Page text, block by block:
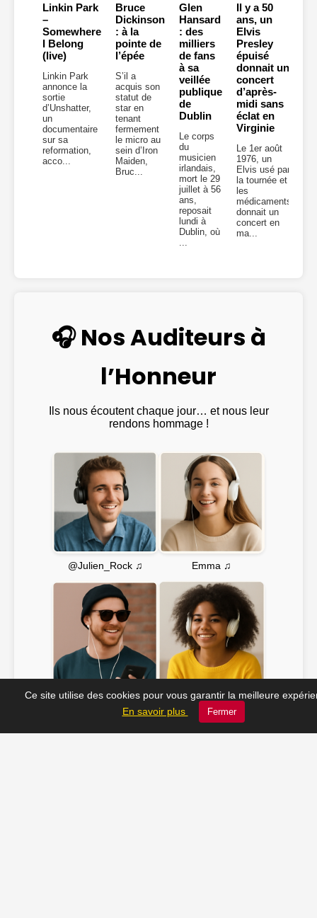
Linkin Park
–
Somewhere
I Belong
(live)
Linkin Park
annonce la
sortie
d’Unshatter,
un
documentaire
sur sa
reformation,
acco...
Bruce
Dickinson
: à la
pointe de
l’épée
S’il a
acquis son
statut de
star en
tenant
fermement
le micro au
sein d’Iron
Maiden,
Bruc...
Glen
Hansard
: des
milliers
de fans
à sa
veillée
publique
de
Dublin
Le corps
du
musicien
irlandais,
mort le 29
juillet à 56
ans,
reposait
lundi à
Dublin, où
Il y a 50
ans, un
Elvis
Presley
épuisé
donnait un
concert
d’après-
midi sans
éclat en
Virginie
Le 1er août
1976, un
Elvis usé par
la tournée et
les
médicaments
donnait un
concert en
ma...
🎧 Nos Auditeurs à
l’Honneur
Ils nous écoutent chaque jour… et nous leur
rendons hommage !
@Julien_Rock ♫ Emma ♫
JC_13 ♫ Soline ♫
Ce site utilise des cookies pour vous garantir la meilleure
En savoir plus
Fermer